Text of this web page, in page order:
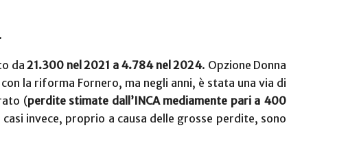
da21.300 nel 2021 a 4.784 nel 2024. Opzione Donna
la riforma Fornero, ma negli anni, è stata una via di
(perdite stimate dall’INCA mediamente pari a 400
invece, proprio a causa delle grosse perdite, sono